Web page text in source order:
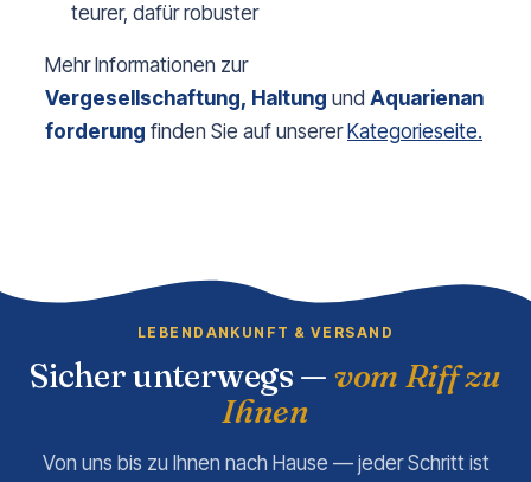
teurer, dafür robuster
Mehr Informationen zur
Vergesellschaftung, Haltung und Aquarienan
forderung finden Sie auf unserer Kategorieseite.
LEBENDANKUNFT & VERSAND
Sicher unterwegs — vom Riff zu
Ihnen
Von uns bis zu Ihnen nach Hause — jeder Schritt ist